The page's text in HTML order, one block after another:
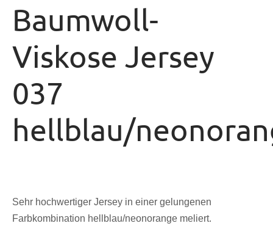
Baumwoll-
Viskose Jersey
037
hellblau/
Sehr hochwertiger Jersey in einer gelungenen
Farbkombination hellblau/neonorange meliert.